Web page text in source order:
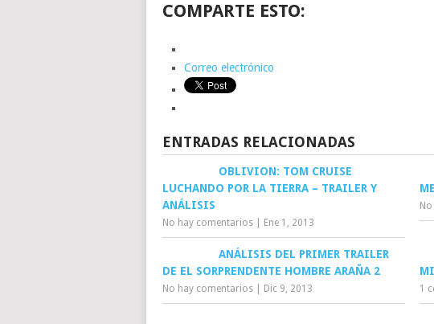
COMPARTE ESTO:
Correo electrónico
ENTRADAS RELACIONADAS
OBLIVION: TOM CRUISE
LUCHANDO POR LA TIERRA – TRAILER Y
ANÁLISIS
No hay comentarios Ene 1, 2013
ANÁLISIS DEL PRIMER TRAILER
DE EL SORPRENDENTE HOMBRE ARAÑA 2
No hay comentarios Dic 9, 2013 1